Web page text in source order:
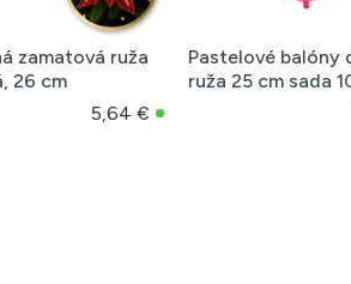
Sviečka na tortu číslo 4
zlatá trblietavá
25